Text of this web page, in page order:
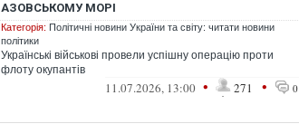
АЗОВСЬКОМУ МОРІ
Категорія: Політичні новини України та світу: читати новини
політики
Українські військові провели успішну операцію проти
флоту окупантів
11.07.2026, 13:00 • 271 • 0